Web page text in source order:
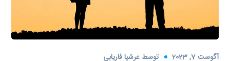
آگوست 7, 2023 توسطعرشیا فاریابی